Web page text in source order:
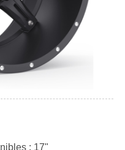
: 17"